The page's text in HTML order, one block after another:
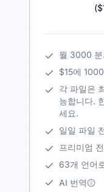
(
월 3000 분
$15에
각 파일은
능합니다.
세요.
일일 파일
프리미엄
63개 언어
AI 번역